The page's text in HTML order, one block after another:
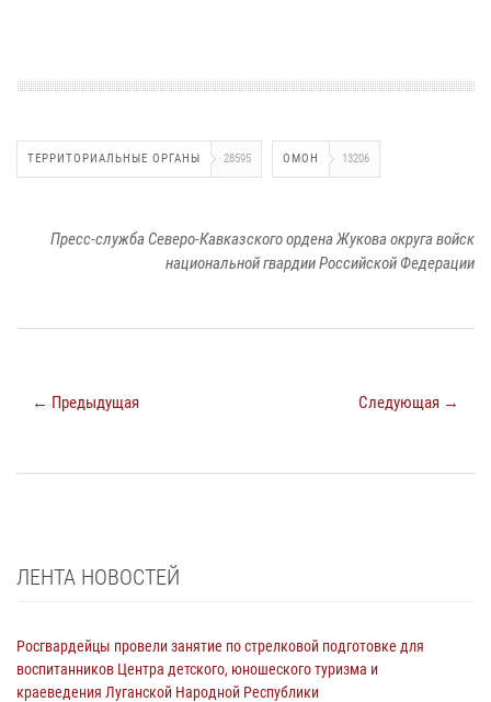
ТЕРРИТОРИАЛЬНЫЕ ОРГАНЫ 28595 ОМОН 13206
Пресс-служба Северо-Кавказского ордена Жукова округа войск
национальной гвардии Российской Федерации
← Предыдущая Следующая →
ЛЕНТА НОВОСТЕЙ
Росгвардейцы провели занятие по стрелковой подготовке для
воспитанников Центра детского, юношеского туризма и
краеведения Луганской Народной Республики